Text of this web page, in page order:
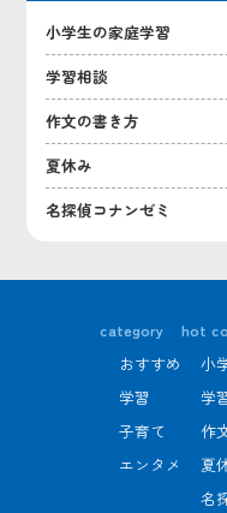
小学生の家庭学習
学習相談
作文の書き方
夏休み
名探偵コナンゼミ
category
おすすめ
学習
子育て
エンタメ
hot
小
学
作
夏
名